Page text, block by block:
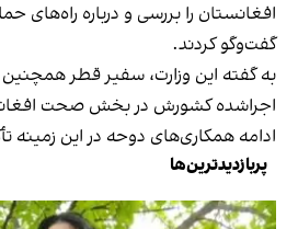
افغانستان را بررسی و درباره راه‌های
گفت‌وگو کردند.
به گفته این وزارت، سفیر قطر همچنین
اجراشده کشورش در بخش صحت
ادامه همکاری‌های دوحه در این زمینه
پربازدیدترین‌ها